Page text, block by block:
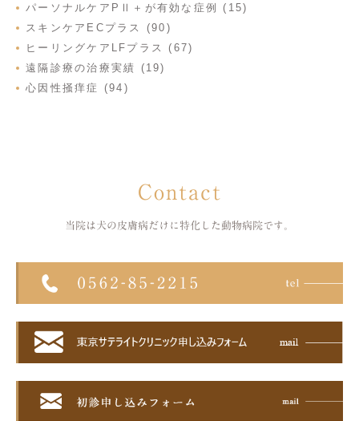
パーソナルケアPⅡ＋が有効な症例 (15)
スキンケアECプラス (90)
ヒーリングケアLFプラス (67)
遠隔診療の治療実績 (19)
心因性掻痒症 (94)
Contact
当院は犬の皮膚病だけに特化した 動物病院です。